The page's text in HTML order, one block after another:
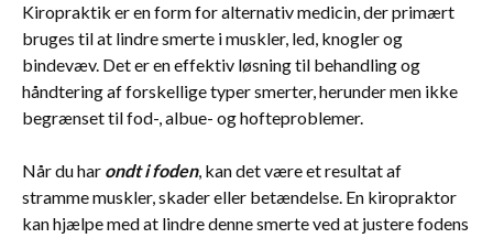
Kiropraktik er en form for alternativ medicin, der primært
bruges til at lindre smerte i muskler, led, knogler og
bindevæv. Det er en effektiv løsning til behandling og
håndtering af forskellige typer smerter, herunder men ikke
begrænset til fod-, albue- og hofteproblemer.
Når du har ondt i foden, kan det være et resultat af
stramme muskler, skader eller betændelse. En kiropraktor
kan hjælpe med at lindre denne smerte ved at justere fodens